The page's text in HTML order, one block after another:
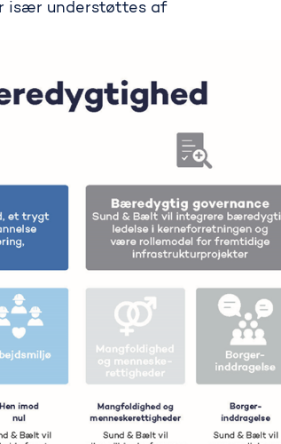
især understøttes af